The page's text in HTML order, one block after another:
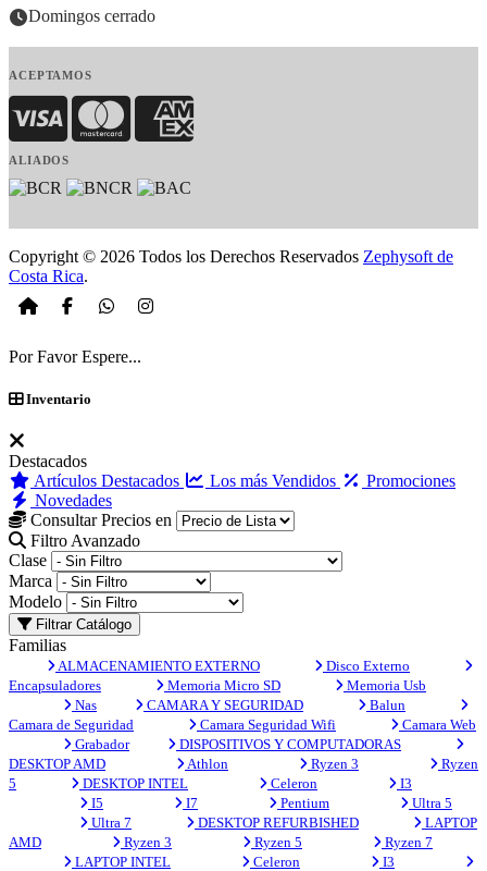
Domingos cerrado
ACEPTAMOS
Visa MasterCardAmerican Express
ALIADOS
Copyright © 2026 Todos los Derechos Reservados Zephysoft de
Costa Rica.
Por Favor Espere...
Inventario
Destacados
Artículos Destacados
Los más Vendidos
Promociones
Novedades
Consultar Precios en
Filtro Avanzado
Clase
Marca
Modelo
Filtrar Catálogo
Familias
ALMACENAMIENTO EXTERNO
Disco Externo
Encapsuladores
Memoria Micro SD
Memoria Usb
Nas
CAMARA Y SEGURIDAD
Balun
Camara de Seguridad
Camara Seguridad Wifi
Camara Web
Grabador
DISPOSITIVOS Y COMPUTADORAS
DESKTOP AMD
Athlon Ryzen 3
Ryzen
5
DESKTOP INTEL Celeron
I3
I5
I7 Pentium
Ultra 5
Ultra 7
DESKTOP REFURBISHED
LAPTOP
AMD
Ryzen 3 Ryzen 5
Ryzen 7
LAPTOP INTEL
Celeron
I3